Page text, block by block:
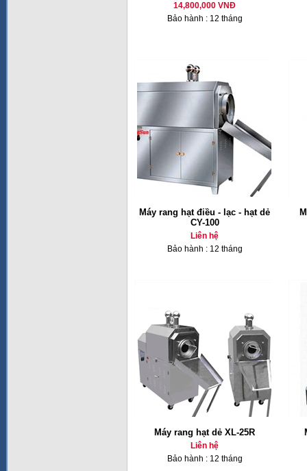
14,800,000 VNĐ
Bảo hành : 12 tháng
Máy rang hạt điều - lạc - hạt dẻ
CY-100
Liên hệ
Bảo hành : 12 tháng
Máy rang hạt dẻ XL-25R
Liên hệ
Bảo hành : 12 tháng